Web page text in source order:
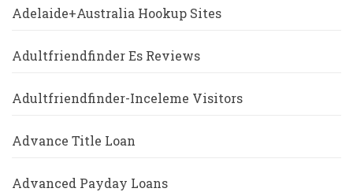
Adelaide+Australia Hookup Sites
Adultfriendfinder Es Reviews
Adultfriendfinder-Inceleme Visitors
Advance Title Loan
Advanced Payday Loans